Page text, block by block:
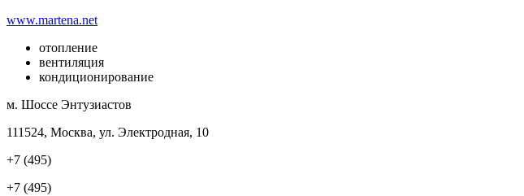
www.martena.net
отопление
вентиляция
кондиционирование
м. Шоссе Энтузиастов
111524, Москва, ул. Электродная, 10
+7 (495)
+7 (495)